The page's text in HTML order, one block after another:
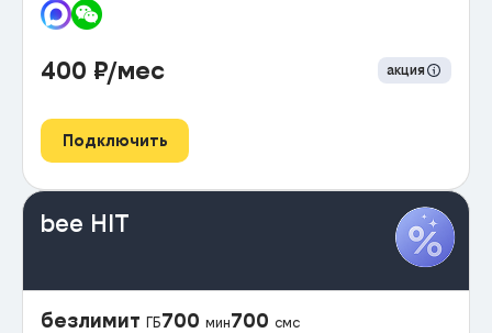
400 ₽/мес акция
Подключить
bee HIT
безлимит ГБ700 мин700 смс